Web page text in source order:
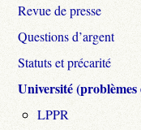
Revue de presse
Questions d’argent
Statuts et précarité
Université (problèmes
LPPR